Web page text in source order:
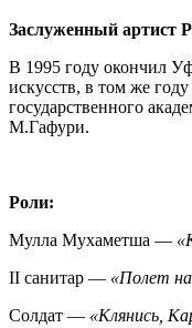
Заслуженный артист
В 1995 году окончил
искусств, в том же
государственного
М.Гафури.
Роли:
Мулла Мухаметша —
II санитар — «Полет
Солдат — «Клянись,